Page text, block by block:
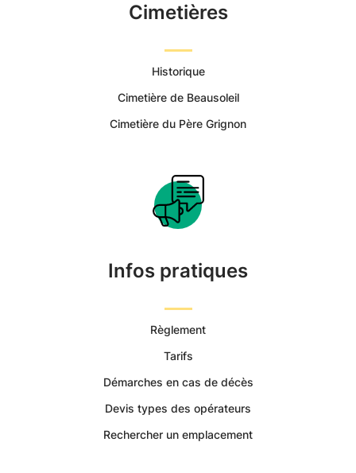
Ville
de
Pacé
|
Services
Funéraires
et
Cimetières
Historique
Cimetière de Beausoleil
Cimetière du Père Grignon
Infos pratiques
Règlement
Tarifs
Démarches en cas de décès
Devis types des opérateurs
Rechercher un emplacement